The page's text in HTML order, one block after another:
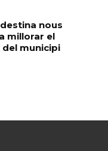
nous
millorar el
municipi